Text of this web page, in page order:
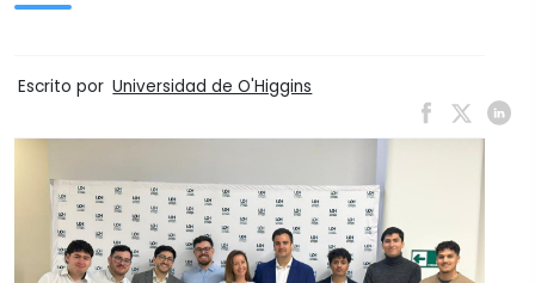
Escrito por Universidad de O'Higgins